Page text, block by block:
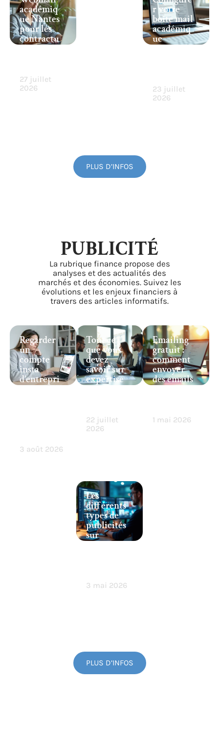
académiq
ue Nantes
pour les
contractu
els : mode
27 juillet
2026
r votre
boîte mail
académiq
ue
Montpelli
23 juillet
2026
PLUS D’INFOS
PUBLICITÉ
La rubrique finance propose des
analyses et des actualités des
marchés et des économies. Suivez les
évolutions et les enjeux financiers à
travers des articles informatifs.
Regarder
un
compte
insta
d’entrepri
se : quel
3 août 2026
Tout ce
que vous
devez
savoir sur
expertise
o.fr et son
22 juillet
2026
Les
différents
types de
publicités
sur
internet
3 mai 2026
Emailing
gratuit :
comment
envoyer
des emails
efficaces
1 mai 2026
PLUS D’INFOS